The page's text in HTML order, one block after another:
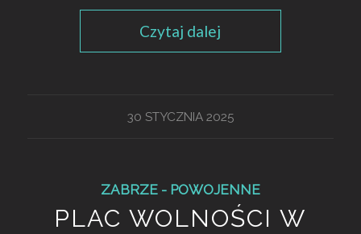
Czytaj dalej
30 STYCZNIA 2025
ZABRZE - POWOJENNE
PLAC WOLNOŚCI W